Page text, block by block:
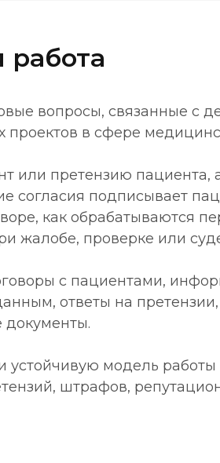
работа
вопросы, связанные с
в сфере
или претензию пациента,
согласия подписывает
как обрабатываются
жалобе, проверке или
с пациентами,
ответы на
документы.
модель
штрафов,